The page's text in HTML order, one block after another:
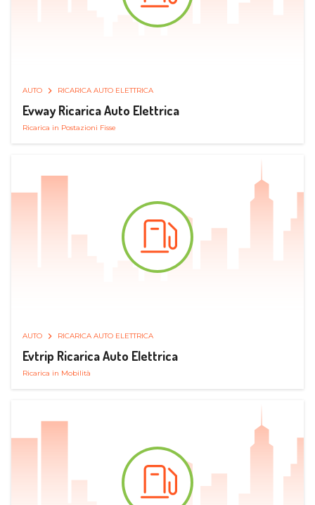
AUTO RICARICA AUTO ELETTRICA
Evway Ricarica Auto Elettrica
Ricarica in Postazioni Fisse
AUTO RICARICA AUTO ELETTRICA
Evtrip Ricarica Auto Elettrica
Ricarica in Mobilità